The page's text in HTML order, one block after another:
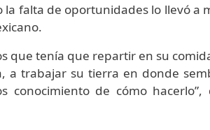
la falta de oportunidades lo llevó
que tenía que repartir en su
a trabajar su tierra en donde
conocimiento de cómo